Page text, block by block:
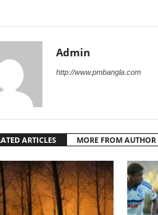
Admin
http://www.pmbangla.com
ARTICLES MORE FROM AUTHOR